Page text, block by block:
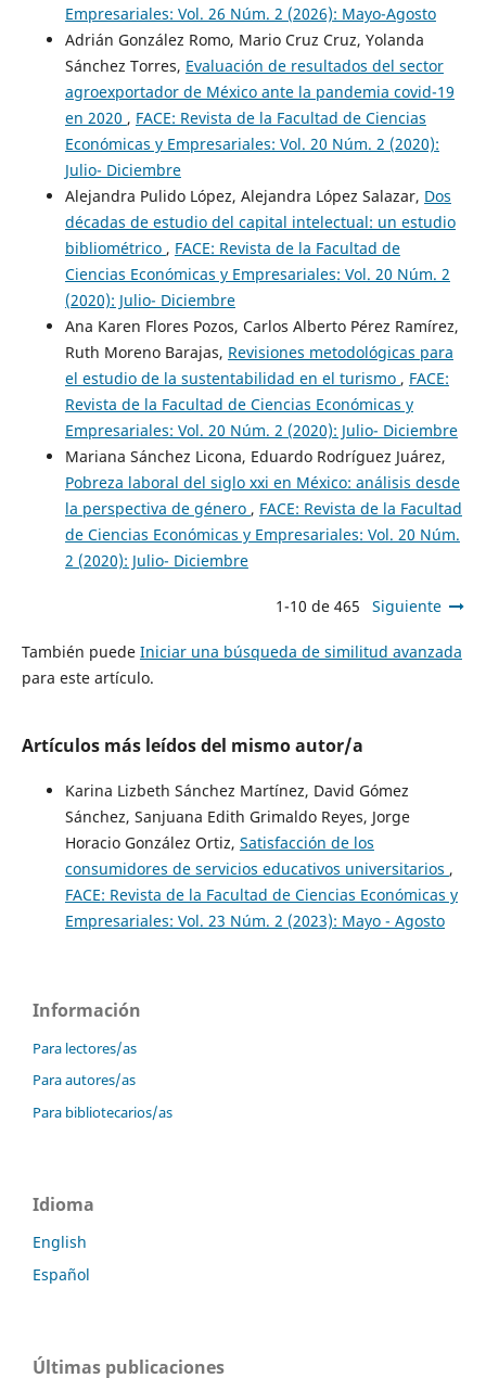
Empresariales: Vol. 26 Núm. 2 (2026): Mayo-Agosto
Adrián González Romo, Mario Cruz Cruz, Yolanda
Sánchez Torres, Evaluación de resultados del sector
agroexportador de México ante la pandemia covid-19
en 2020 , FACE: Revista de la Facultad de Ciencias
Económicas y Empresariales: Vol. 20 Núm. 2 (2020):
Julio- Diciembre
Alejandra Pulido López, Alejandra López Salazar, Dos
décadas de estudio del capital intelectual: un estudio
bibliométrico , FACE: Revista de la Facultad de
Ciencias Económicas y Empresariales: Vol. 20 Núm. 2
(2020): Julio- Diciembre
Ana Karen Flores Pozos, Carlos Alberto Pérez Ramírez,
Ruth Moreno Barajas, Revisiones metodológicas para
el estudio de la sustentabilidad en el turismo , FACE:
Revista de la Facultad de Ciencias Económicas y
Empresariales: Vol. 20 Núm. 2 (2020): Julio- Diciembre
Mariana Sánchez Licona, Eduardo Rodríguez Juárez,
Pobreza laboral del siglo xxi en México: análisis desde
la perspectiva de género , FACE: Revista de la Facultad
de Ciencias Económicas y Empresariales: Vol. 20 Núm.
2 (2020): Julio- Diciembre
1-10 de 465 Siguiente
También puede Iniciar una búsqueda de similitud avanzada
para este artículo.
Artículos más leídos del mismo autor/a
Karina Lizbeth Sánchez Martínez, David Gómez
Sánchez, Sanjuana Edith Grimaldo Reyes, Jorge
Horacio González Ortiz, Satisfacción de los
consumidores de servicios educativos universitarios ,
FACE: Revista de la Facultad de Ciencias Económicas y
Empresariales: Vol. 23 Núm. 2 (2023): Mayo - Agosto
Información
Para lectores/as
Para autores/as
Para bibliotecarios/as
Idioma
English
Español
Últimas publicaciones